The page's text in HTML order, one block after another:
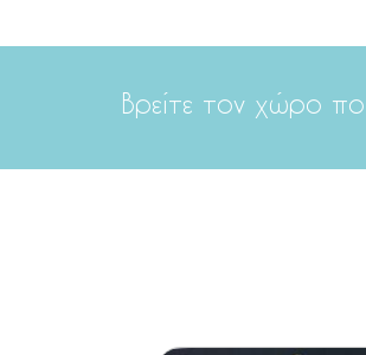
Βρείτε τον χώρο